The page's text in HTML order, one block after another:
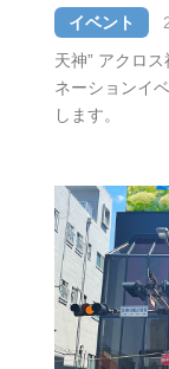
イベント
天神” アクロ
ネーションイ
します。